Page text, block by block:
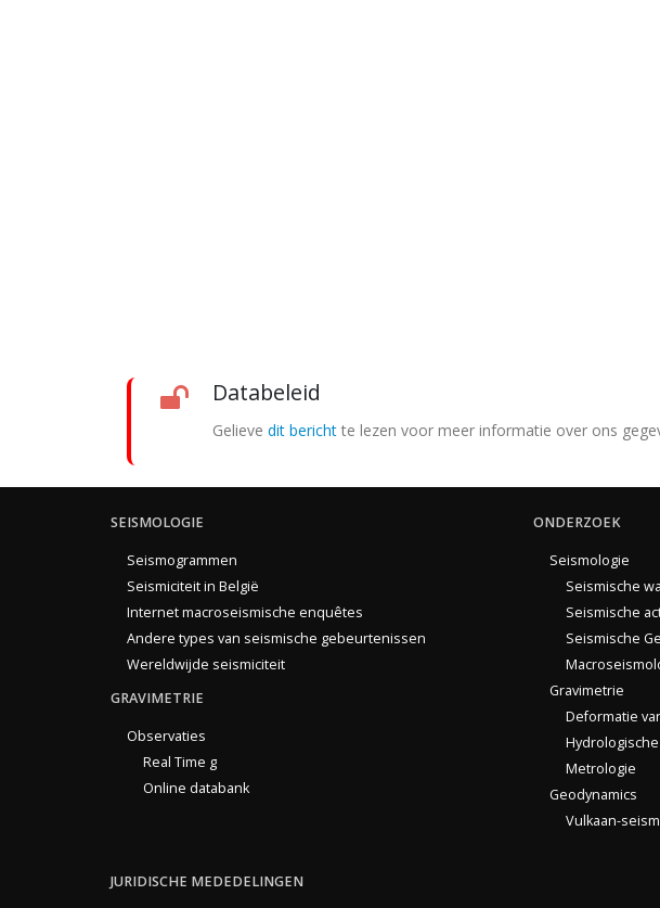
Databeleid
Gelieve dit bericht te lezen voor meer informatie over ons
SEISMOLOGIE
Seismogrammen
Seismiciteit in België
Internet macroseismische enquêtes
Andere types van seismische gebeurtenissen
Wereldwijde seismiciteit
GRAVIMETRIE
Observaties
Real Time g
Online databank
ONDERZOEK
Seismologie
Seismische
Seismische
Seismische
Gravimetrie
Deformatie
Metrologie
Geodynamics
Vulkaan-
JURIDISCHE MEDEDELINGEN